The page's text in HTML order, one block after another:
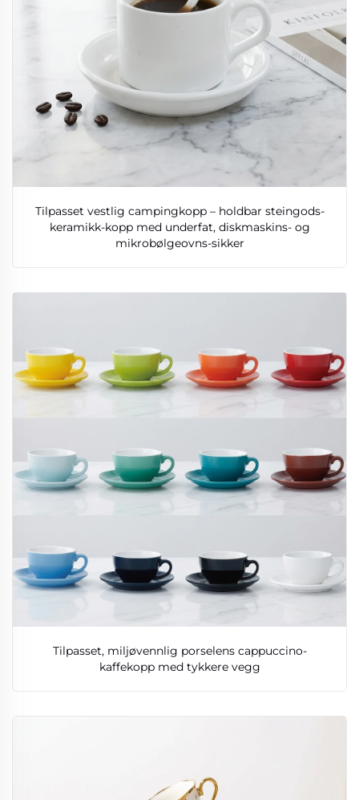
Tilpasset vestlig campingkopp – holdbar steingods-
keramikk-kopp med underfat, diskmaskins- og
mikrobølgeovns-sikker
Tilpasset, miljøvennlig porselens cappuccino-
kaffekopp med tykkere vegg